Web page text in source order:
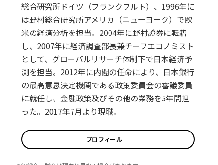
総合研究所ドイツ（フランクフルト）、1996年に
は野村総合研究所アメリカ（ニューヨーク）で欧
米の経済分析を担当。2004年に野村證券に転籍
し、2007年に経済調査部長兼チーフエコノミスト
として、グローバルリサーチ体制下で日本経済予
測を担当。2012年に内閣の任命により、日本銀行
の最高意思決定機関である政策委員会の審議委員
に就任し、金融政策及びその他の業務を5年間担
った。2017年7月より現職。
プロフィール